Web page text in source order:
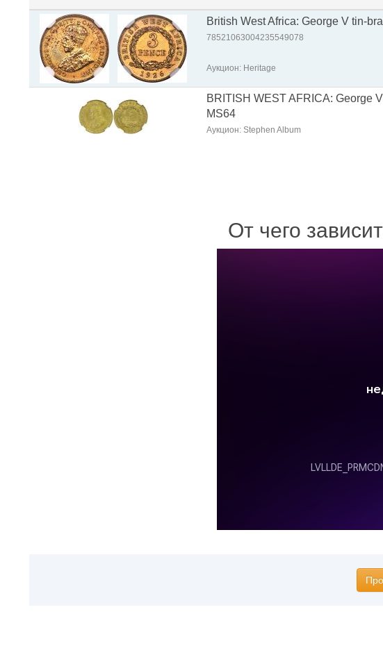
British West Africa: George V tin-
78521063004235549078
Аукцион: Heritage
BRITISH WEST AFRICA: George
MS64
Аукцион: Stephen Album
От чего